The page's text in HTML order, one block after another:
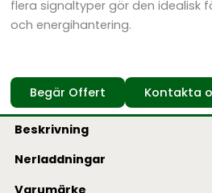
flera signaltyper gör den idealisk
och energihantering.
Begär Offert Kontakta
Beskrivning
Nerladdningar
Varumärke